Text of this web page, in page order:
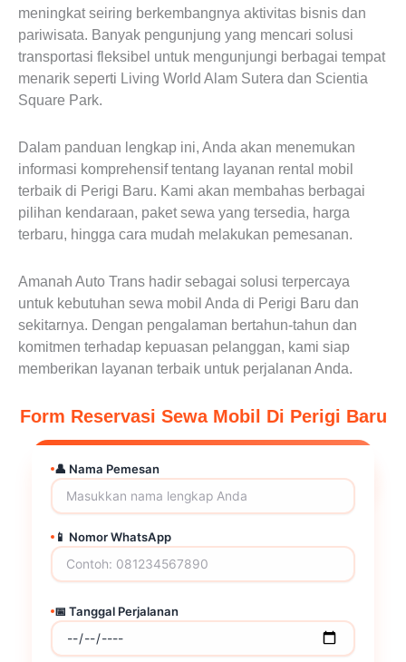
meningkat seiring berkembangnya aktivitas bisnis dan
pariwisata. Banyak pengunjung yang mencari solusi
transportasi fleksibel untuk mengunjungi berbagai tempat
menarik seperti Living World Alam Sutera dan Scientia
Square Park.
Dalam panduan lengkap ini, Anda akan menemukan
informasi komprehensif tentang layanan rental mobil
terbaik di Perigi Baru. Kami akan membahas berbagai
pilihan kendaraan, paket sewa yang tersedia, harga
terbaru, hingga cara mudah melakukan pemesanan.
Amanah Auto Trans hadir sebagai solusi terpercaya
untuk kebutuhan sewa mobil Anda di Perigi Baru dan
sekitarnya. Dengan pengalaman bertahun-tahun dan
komitmen terhadap kepuasan pelanggan, kami siap
memberikan layanan terbaik untuk perjalanan Anda.
Form Reservasi Sewa Mobil Di Perigi Baru
👤 Nama Pemesan
📱 Nomor WhatsApp
📅 Tanggal Perjalanan